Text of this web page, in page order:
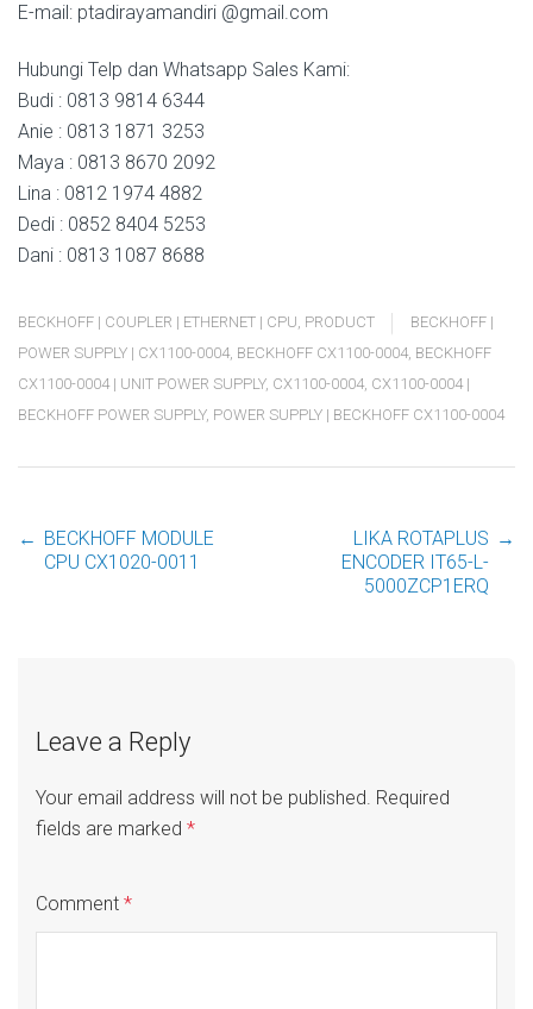
E-mail: ptadirayamandiri @gmail.com
Hubungi Telp dan Whatsapp Sales Kami:
Budi : 0813 9814 6344
Anie : 0813 1871 3253
Maya : 0813 8670 2092
Lina : 0812 1974 4882
Dedi : 0852 8404 5253
Dani : 0813 1087 8688
BECKHOFF | COUPLER | ETHERNET | CPU, PRODUCT
BECKHOFF |
POWER SUPPLY | CX1100-0004, BECKHOFF CX1100-0004, BECKHOFF
CX1100-0004 | UNIT POWER SUPPLY, CX1100-0004, CX1100-0004 |
BECKHOFF POWER SUPPLY, POWER SUPPLY | BECKHOFF CX1100-0004
Post
← BECKHOFF MODULE
CPU CX1020-0011
LIKA ROTAPLUS
ENCODER IT65-L-
5000ZCP1ERQ
→
Leave a Reply
Your email address will not be published. Required
fields are marked *
Comment *